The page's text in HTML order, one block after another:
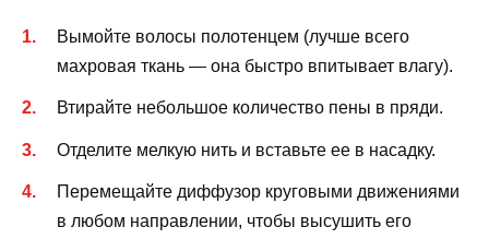
Вымойте волосы полотенцем (лучше всего
махровая ткань — она ​​быстро впитывает влагу).
Втирайте небольшое количество пены в пряди.
Отделите мелкую нить и вставьте ее в насадку.
Перемещайте диффузор круговыми движениями
в любом направлении, чтобы высушить его